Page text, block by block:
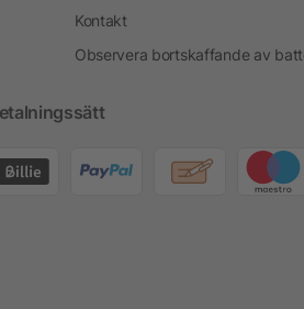
Kontakt
Observera bortskaffande av